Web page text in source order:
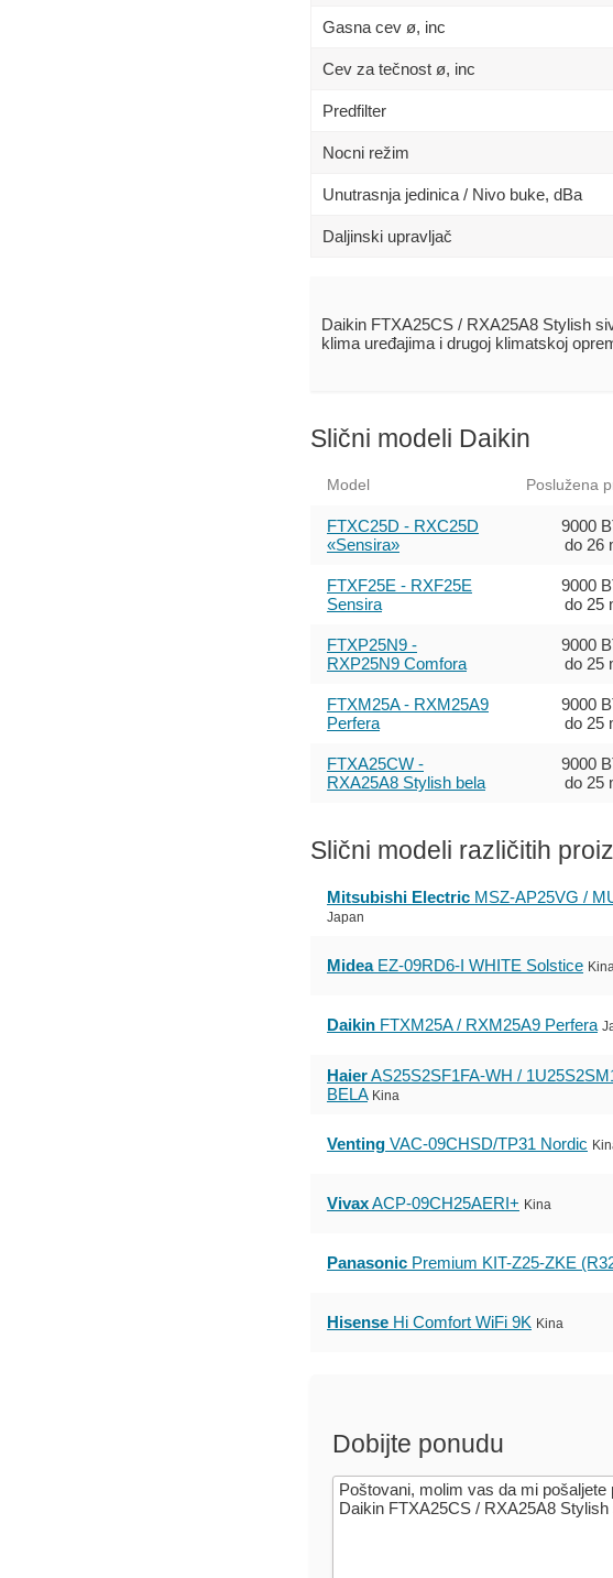
Gasna cev ø, inc
Cev za tečnost ø, inc
Predfilter
Nocni režim
Unutrasnja jedinica / Nivo buke, dBa
Daljinski upravljač
Daikin FTXA25CS / RXA25A8 Stylish
klima uređajima i drugoj klimatskoj
Slični modeli Daikin
Model Poslužena
FTXC25D - RXC25D
«Sensira»
9000
do 26
FTXF25E - RXF25E
Sensira
9000
do 25
FTXP25N9 -
RXP25N9 Comfora
9000
do 25
FTXM25A - RXM25A9
Perfera
9000
do 25
FTXA25CW -
RXA25A8 Stylish bela
9000
do 25
Slični modeli različitih
Mitsubishi Electric MSZ-AP25VG /
Japan
MideaEZ-09RD6-I WHITE Solstice
Daikin FTXM25A / RXM25A9 Perfera
HaierAS25S2SF1FA-WH /
BELA Kina
Venting VAC-09CHSD/TP31 Nordic
VivaxACP-09CH25AERI+ Kina
Panasonic Premium KIT-Z25-ZKE
Hisense Hi Comfort WiFi 9K Kina
Dobijte ponudu